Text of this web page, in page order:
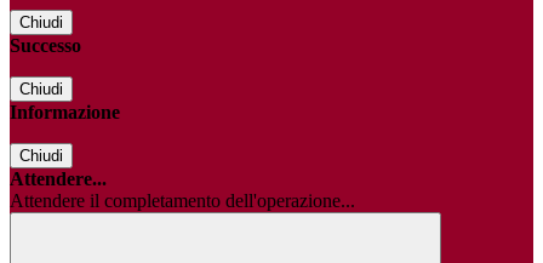
Chiudi
Successo
Chiudi
Informazione
Chiudi
Attendere...
Attendere il completamento dell'operazione...